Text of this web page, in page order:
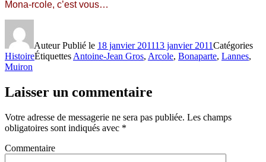
Mona-rcole, c’est vous…
AuteurPublié le 18 janvier 201113 janvier 2011Catégories
HistoireÉtiquettes Antoine-Jean Gros, Arcole, Bonaparte, Lannes,
Muiron
Laisser un commentaire
Votre adresse de messagerie ne sera pas publiée. Les champs
obligatoires sont indiqués avec *
Commentaire